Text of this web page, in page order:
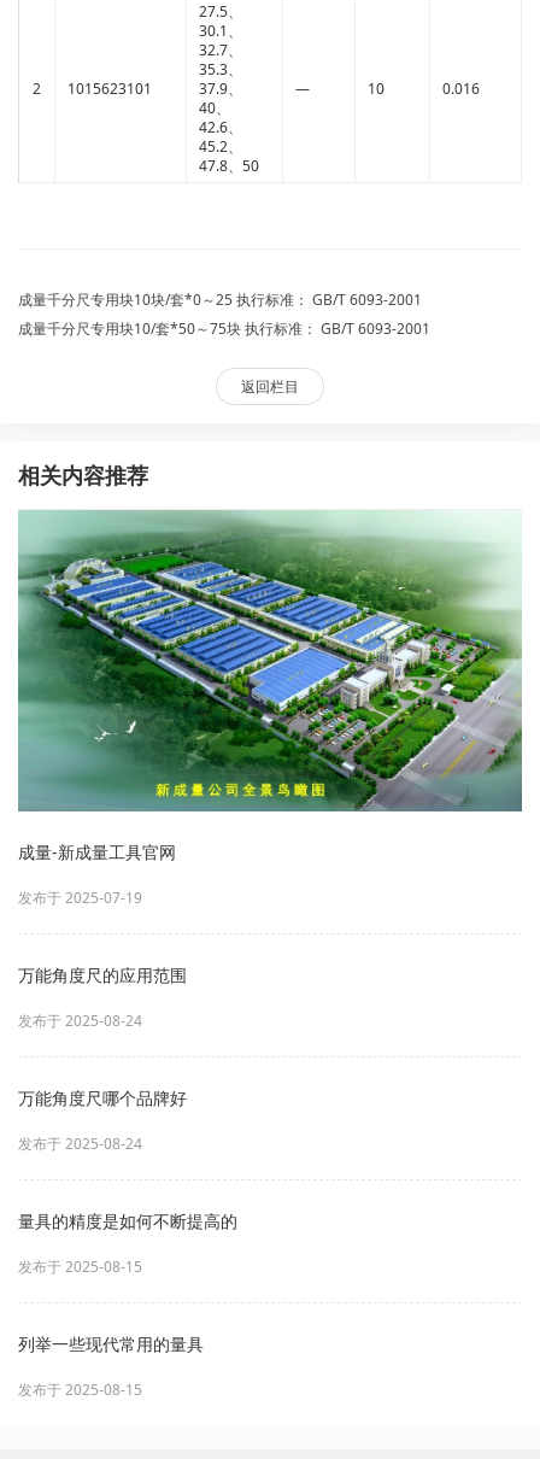
2 1015623101
27.5、
30.1、
32.7、
35.3、
37.9、
40、
42.6、
45.2、
47.8、50
— 10 0.016
成量千分尺专用块10块/套*0～25 执行标准： GB/T 6093-2001
成量千分尺专用块10/套*50～75块 执行标准： GB/T 6093-2001
返回栏目
相关内容推荐
成量-新成量工具官网
发布于 2025-07-19
万能角度尺的应用范围
发布于 2025-08-24
万能角度尺哪个品牌好
发布于 2025-08-24
量具的精度是如何不断提高的
发布于 2025-08-15
列举一些现代常用的量具
发布于 2025-08-15